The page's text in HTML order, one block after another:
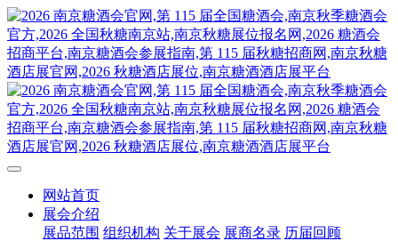
网站首页
展会介绍
展品范围 组织机构 关于展会 展商名录 历届回顾